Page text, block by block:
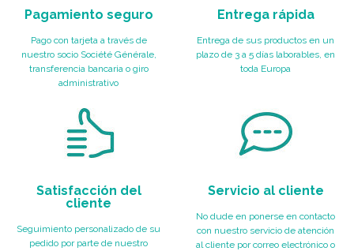
Pagamiento seguro
Pago con tarjeta a través de
nuestro socio Société Générale,
transferencia bancaria o giro
administrativo
Entrega rápida
Entrega de sus productos en un
plazo de 3 a 5 días laborables, en
toda Europa
Satisfacción del
cliente
Seguimiento personalizado de su
pedido por parte de nuestro
Servicio al cliente
No dude en ponerse en contacto
con nuestro servicio de atención
al cliente por correo electrónico o